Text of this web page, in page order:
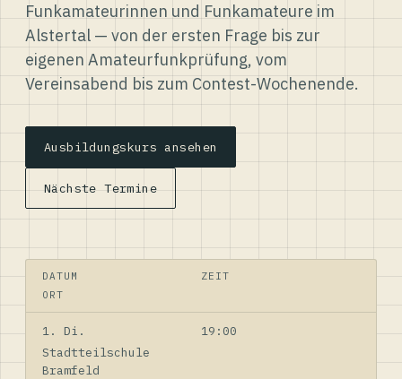
Funkamateurinnen und Funkamateure im
Alstertal — von der ersten Frage bis zur
eigenen Amateurfunkprüfung, vom
Vereinsabend bis zum Contest-Wochenende.
Ausbildungskurs ansehen
Nächste Termine
DATUM
ZEIT
ORT
1. Di.
19:00
Stadtteilschule
Bramfeld